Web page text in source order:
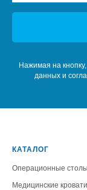
Нажимая на
данных и
КАТАЛОГ
Операционные столы
Медицинские кровати